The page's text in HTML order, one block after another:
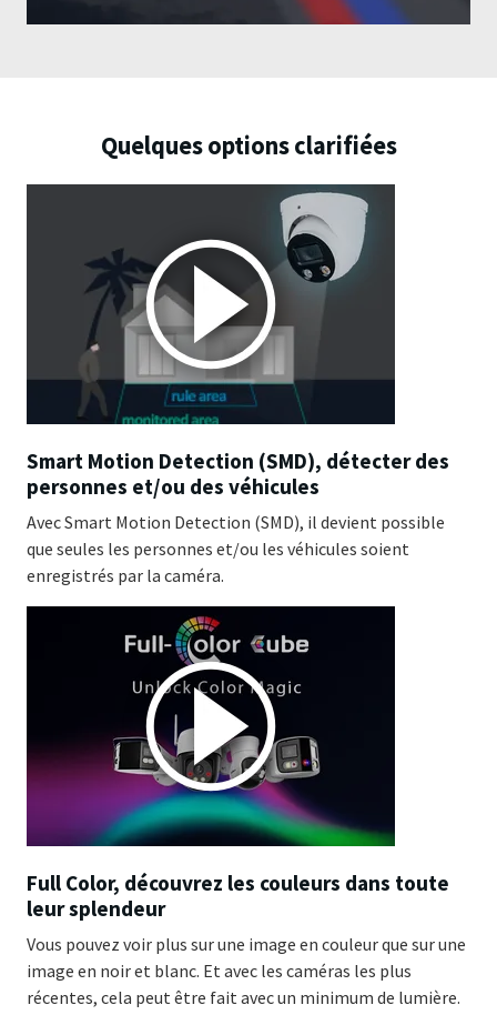
Quelques options clarifiées
Smart Motion Detection (SMD), détecter des
personnes et/ou des véhicules
Avec Smart Motion Detection (SMD), il devient possible
que seules les personnes et/ou les véhicules soient
enregistrés par la caméra.
Full Color, découvrez les couleurs dans toute
leur splendeur
Vous pouvez voir plus sur une image en couleur que sur une
image en noir et blanc. Et avec les caméras les plus
récentes, cela peut être fait avec un minimum de lumière.